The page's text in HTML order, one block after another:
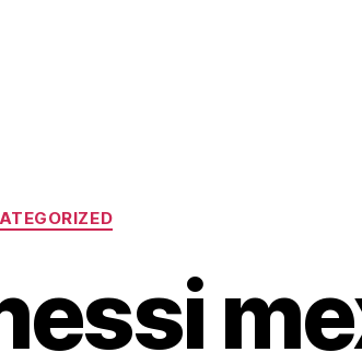
Categorías